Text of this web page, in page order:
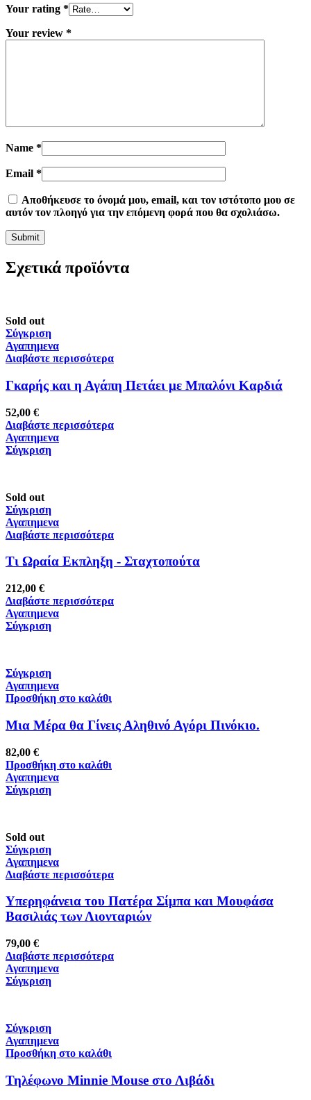
Your rating *
Your review *
Name *
Email *
Αποθήκευσε το όνομά μου, email, και τον ιστότοπο μου σε
αυτόν τον πλοηγό για την επόμενη φορά που θα σχολιάσω.
Σχετικά προϊόντα
Sold out
Σύγκριση
Αγαπημενα
Διαβάστε περισσότερα
Γκαρής και η Αγάπη Πετάει με Μπαλόνι Καρδιά
52,00 €
Διαβάστε περισσότερα
Αγαπημενα
Σύγκριση
Sold out
Σύγκριση
Αγαπημενα
Διαβάστε περισσότερα
Τι Ωραία Εκπληξη - Σταχτοπούτα
212,00 €
Διαβάστε περισσότερα
Αγαπημενα
Σύγκριση
Σύγκριση
Αγαπημενα
Προσθήκη στο καλάθι
Μια Μέρα θα Γίνεις Αληθινό Αγόρι Πινόκιο.
82,00 €
Προσθήκη στο καλάθι
Αγαπημενα
Σύγκριση
Sold out
Σύγκριση
Αγαπημενα
Διαβάστε περισσότερα
Υπερηφάνεια του Πατέρα Σίμπα και Μουφάσα
Βασιλιάς των Λιονταριών
79,00 €
Διαβάστε περισσότερα
Αγαπημενα
Σύγκριση
Σύγκριση
Αγαπημενα
Προσθήκη στο καλάθι
Τηλέφωνο Minnie Mouse στο Λιβάδι